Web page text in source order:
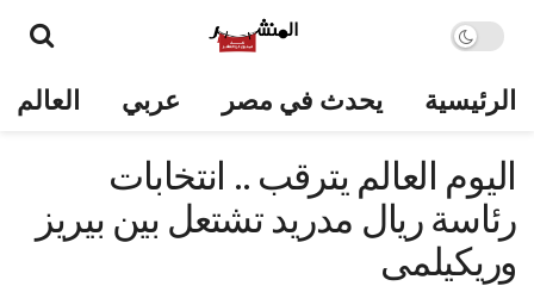
الرئيسية يحدث في مصر عربي العالم
اليوم العالم يترقب .. انتخابات
رئاسة ريال مدريد تشتعل بين بيريز
وريكيلمى